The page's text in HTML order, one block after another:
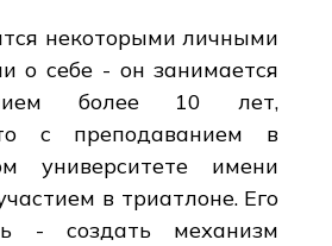
некоторыми личными
о себе - он занимается
более 10 лет,
с преподаванием в
университете имени
в триатлоне. Его
- создать механизм